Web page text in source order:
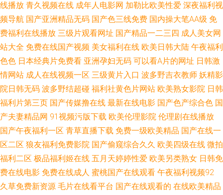
区六区七区 女人梦见房屋破烂不堪 久艹在线观看 www91成人视频 人人操人
人搞79 国产第5页 在线看日韩伦理 熟女喷水在线视频 伊人精品网 撸啊撸逼
影院 黄wwwww色 中日韩黄色电影 日本a在线播放完整 九九自拍ww 91九色
老熟女 天天天天艹 国产精品地址 男人激情资源在线观看 欧美性爱资源站 91
日韩欧美综合中文 天美mv在线限免观看 日韩伦理手机在线观看 成人久久嫩
草网 国外人人操 蜜桃九1 91蜜桃精品 香蕉视频黄色在线污 国产丝袜视频在
线观看 91视频网站地址 影音先锋性爱色图 精品丝袜 抖阴在线免费看 国产少
线播放 青久视频在线 成年人电影网 加勒比欧美性爱 深夜福利视
频导航 国产亚洲精品无码 国产色三线免费 国内操大笔AA级 免
费福利在线播放 三级片观看网址 国产精品一二三四 成人美女网
站大全 免费在线国产视频 美女福利在线 欧美日韩大陆 午夜福利
色色 日本经典片免费看 亚洲孕妇无码 可以看A片的网址 日韩激
情网站 成人在线视频一区 三级黄片入口 波多野吉衣教师 妖精影
院日韩无码 波多野结超碰 福利社黄色片网站 欧美熟女影院 日韩
福利片第三页 国产传媒撸在线 最新在线电影 国产色产综合色 国
产夫妻精品网 91视频污版下载 欧美伦理影院 伦理剧在线播放
国产午夜福利一区 青草直播下载 免费一级欧美精品 国产在线一
区二区 狼友福利免费影院 国产偷窥综合久久 欧美四级在线 微拍
福利二区 极品福利姬在线 五月天婷婷性爱 欧美另类熟女 日韩免
费在线电影 免费在线成人 蜜桃国产在线观看 午夜福利视频92
久草免费新资源 毛片在线看平台 国产在线观看的 在线欧美精品